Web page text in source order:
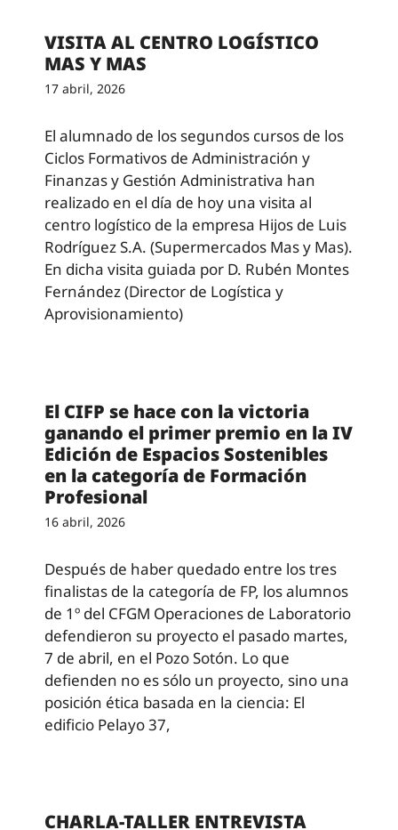
VISITA AL CENTRO LOGÍSTICO
MAS Y MAS
17 abril, 2026
El alumnado de los segundos cursos de los
Ciclos Formativos de Administración y
Finanzas y Gestión Administrativa han
realizado en el día de hoy una visita al
centro logístico de la empresa Hijos de Luis
Rodríguez S.A. (Supermercados Mas y Mas).
En dicha visita guiada por D. Rubén Montes
Fernández (Director de Logística y
Aprovisionamiento)
El CIFP se hace con la victoria
ganando el primer premio en la IV
Edición de Espacios Sostenibles
en la categoría de Formación
Profesional
16 abril, 2026
Después de haber quedado entre los tres
finalistas de la categoría de FP, los alumnos
de 1º del CFGM Operaciones de Laboratorio
defendieron su proyecto el pasado martes,
7 de abril, en el Pozo Sotón. Lo que
defienden no es sólo un proyecto, sino una
posición ética basada en la ciencia: El
edificio Pelayo 37,
CHARLA-TALLER ENTREVISTA